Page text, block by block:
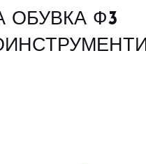
ОБУВКА Ф3